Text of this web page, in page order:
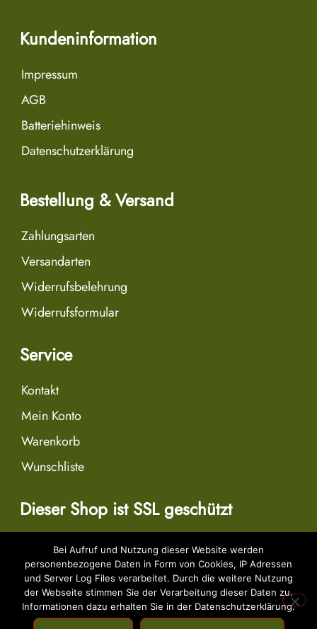
Dies ist ein Demostore zu Testzwecken - es werden keine Bestellungen
ausgeführt.Verwerfen
Kundeninformation
Impressum
AGB
Batteriehinweis
Datenschutzerklärung
Bestellung & Versand
Zahlungsarten
Versandarten
Widerrufsbelehrung
Widerrufsformular
Service
Kontakt
Mein Konto
Warenkorb
Wunschliste
Dieser Shop ist SSL geschützt
Bei Aufruf und Nutzung dieser Website werden
personenbezogene Daten in Form von Cookies, IP Adressen
und Server Log Files verarbeitet. Durch die weitere Nutzung
der Webseite stimmen Sie der Verarbeitung dieser Daten zu.
Informationen dazu erhalten Sie in der Datenschutzerklärung.